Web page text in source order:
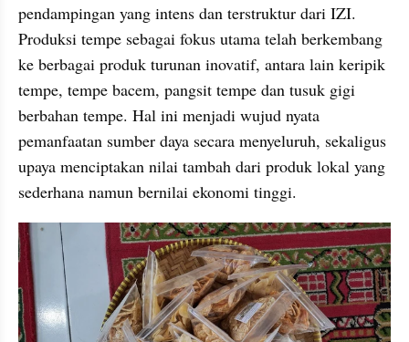
pendampingan yang intens dan terstruktur dari IZI.
Produksi tempe sebagai fokus utama telah berkembang
ke berbagai produk turunan inovatif, antara lain keripik
tempe, tempe bacem, pangsit tempe dan tusuk gigi
berbahan tempe. Hal ini menjadi wujud nyata
pemanfaatan sumber daya secara menyeluruh, sekaligus
upaya menciptakan nilai tambah dari produk lokal yang
sederhana namun bernilai ekonomi tinggi.